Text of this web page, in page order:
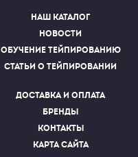
Наш каталог
Новости
Обучение тейпированию
Статьи о тейпировании
Доставка и оплата
Бренды
Контакты
Карта сайта